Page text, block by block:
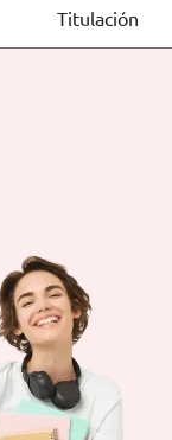
Titulación